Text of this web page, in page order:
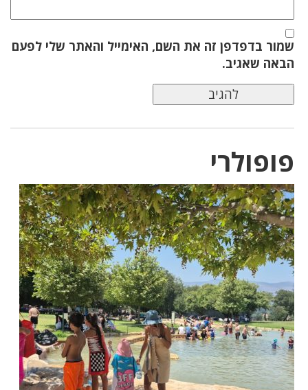
שמור בדפדפן זה את השם, האימייל והאתר שלי לפעם
הבאה שאגיב.
פופולרי